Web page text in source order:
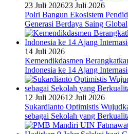
23 Juli 202623 Juli 2026
Polri Bangun Ekosistem
Generasi Berdaya Saing Global
14 Juli 2026
Kemendikdasmen
Indonesia ke 14 Ajang
12 Juli 202612 Juli 2026
Sukardianto Optimistis
sebagai Sekolah yang